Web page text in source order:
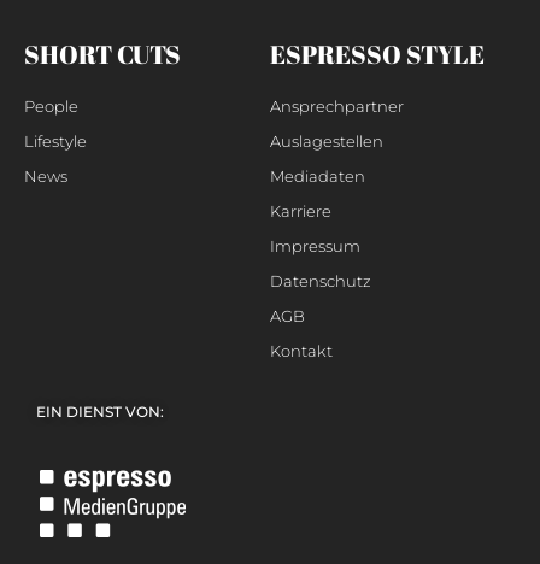
SHORT CUTS
People
Lifestyle
News
ESPRESSO STYLE
Ansprechpartner
Auslagestellen
Mediadaten
Karriere
Impressum
Datenschutz
AGB
Kontakt
EIN DIENST VON: